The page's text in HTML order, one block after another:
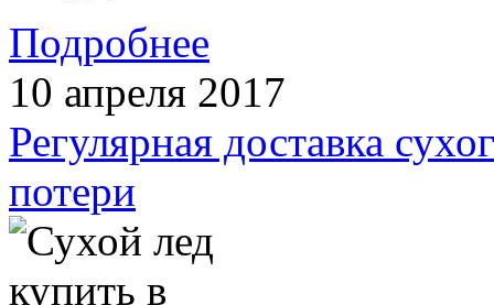
Подробнее
10 апреля 2017
Регулярная доставка
потери